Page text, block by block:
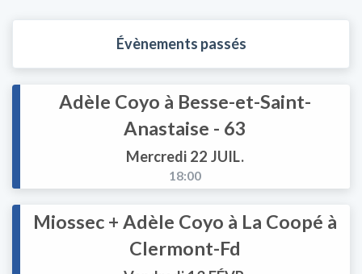
Évènements passés
Adèle Coyo à Besse-et-Saint-
Anastaise - 63
Mercredi 22 JUIL.
18:00
Miossec + Adèle Coyo à La Coopé à
Clermont-Fd